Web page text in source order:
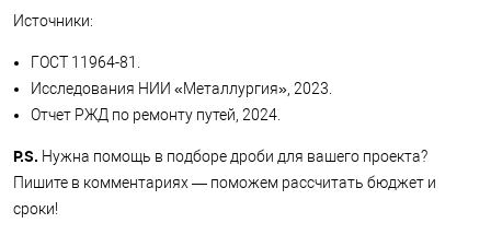
Источники:
ГОСТ 11964-81.
Исследования НИИ «Металлургия», 2023.
Отчет РЖД по ремонту путей, 2024.
P.S. Нужна помощь в подборе дроби для вашего проекта?
Пишите в комментариях — поможем рассчитать бюджет и
сроки!